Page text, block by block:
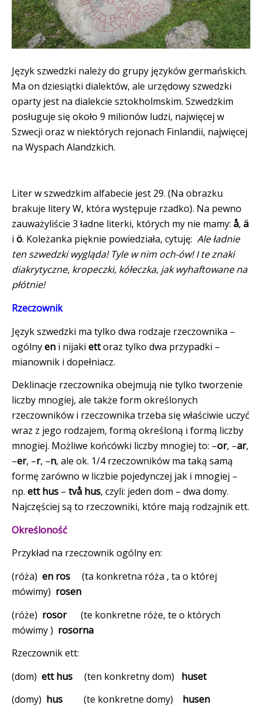
Język szwedzki należy do grupy języków germańskich.
Ma on dziesiątki dialektów, ale urzędowy szwedzki
oparty jest na dialekcie sztokholmskim. Szwedzkim
posługuje się około 9 milionów ludzi, najwięcej w
Szwecji oraz w niektórych rejonach Finlandii, najwięcej
na Wyspach Alandzkich.
Liter w szwedzkim alfabecie jest 29. (Na obrazku
brakuje litery W, która występuje rzadko). Na pewno
zauważyliście 3 ładne literki, których my nie mamy: å, ä
i ö. Koleżanka pięknie powiedziała, cytuję: Ale ładnie
ten szwedzki wygląda! Tyle w nim och-ów! I te znaki
diakrytyczne, kropeczki, kółeczka, jak wyhaftowane na
płótnie!
Rzeczownik
Język szwedzki ma tylko dwa rodzaje rzeczownika –
ogólnyen i nijaki ettoraz tylko dwa przypadki –
mianownik i dopełniacz.
Deklinacje rzeczownika obejmują nie tylko tworzenie
liczby mnogiej, ale także form określonych
rzeczowników i rzeczownika trzeba się właściwie uczyć
wraz z jego rodzajem, formą określoną i formą liczby
mnogiej. Możliwe końcówki liczby mnogiej to: –or, –ar,
–er, –r, –n, ale ok. 1/4 rzeczowników ma taką samą
formę zarówno w liczbie pojedynczej jak i mnogiej –
np. ett hus – två hus, czyli: jeden dom – dwa domy.
Najczęściej są to rzeczowniki, które mają rodzajnik ett.
Określoność
Przykład na rzeczownik ogólny en:
(róża) en ros (ta konkretna róża , ta o której
mówimy) rosen
(róże) rosor(te konkretne róże, te o których
mówimy ) rosorna
Rzeczownik ett:
(dom) ett hus (ten konkretny dom) huset
(domy) hus (te konkretne domy) husen